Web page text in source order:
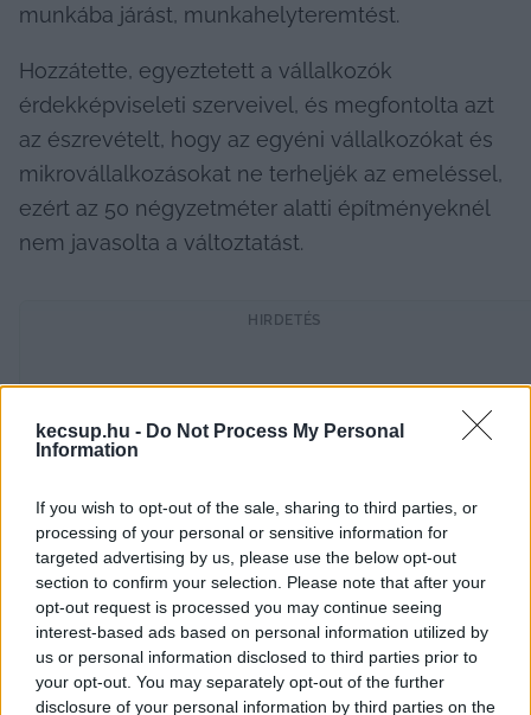
kecsup.hu - Do Not Process My Personal
Information
If you wish to opt-out of the sale, sharing to third parties, or
processing of your personal or sensitive information for
targeted advertising by us, please use the below opt-out
section to confirm your selection. Please note that after your
opt-out request is processed you may continue seeing
interest-based ads based on personal information utilized by
us or personal information disclosed to third parties prior to
your opt-out. You may separately opt-out of the further
disclosure of your personal information by third parties on the
munkába járást, munkahelyteremtést.
Hozzátette, egyeztetett a vállalkozók
érdekképviseleti szerveivel, és megfontolta azt
az észrevételt, hogy az egyéni vállalkozókat és
mikrovállalkozásokat ne terheljék az emeléssel,
ezért az 50 négyzetméter alatti építményeknél
nem javasolta a változtatást.
HIRDETÉS
Az építményadót egyébként tíz év után tavaly
január 1-jén emelték, akkor a nagykörúton belül
a négyzetméterenként 600 forintról 1000-re, a
körúton kívül pedig 540-ről 900-ra. Erre